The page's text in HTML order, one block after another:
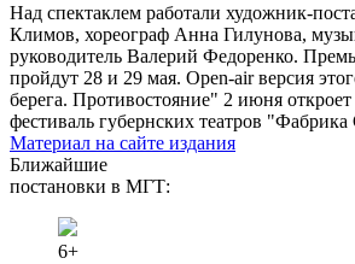
Над спектаклем работали художник-
Климов, хореограф Анна Гилунова,
руководитель Валерий Федоренко.
пройдут 28 и 29 мая. Оpen-air версия
берега. Противостояние" 2 июня
фестиваль губернских театров "Фабрика
Материал на сайте издания
Ближайшие
постановки в МГТ:
6+